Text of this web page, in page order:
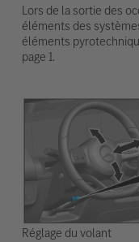
Lors de la sortie des
éléments des
éléments
page 1.
Réglage du volant